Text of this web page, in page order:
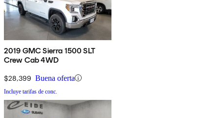
2019 GMC Sierra 1500 SLT
Crew Cab 4WD
$28,399 Buena oferta
Incluye tarifas de conc.